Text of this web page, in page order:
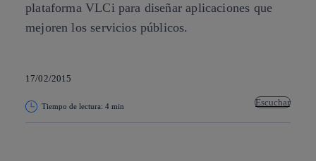
plataforma VLCi para diseñar aplicaciones que
mejoren los servicios públicos.
17/02/2015
Tiempo de lectura: 4 min Escuchar